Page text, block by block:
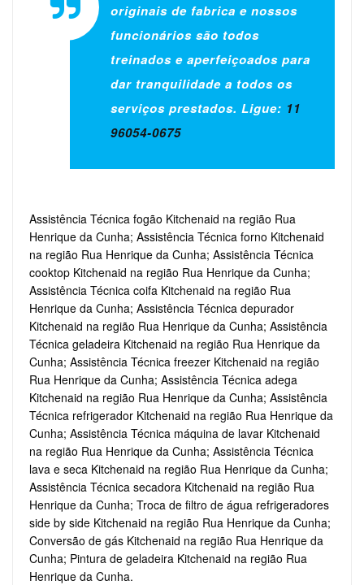
originais de fabrica e nossos
funcionários são todos
treinados e aperfeiçoados para
dar tranquilidade a todos os
serviços prestados. Ligue: 11
96054-0675
Assistência Técnica fogão Kitchenaid na região Rua
Henrique da Cunha; Assistência Técnica forno Kitchenaid
na região Rua Henrique da Cunha; Assistência Técnica
cooktop Kitchenaid na região Rua Henrique da Cunha;
Assistência Técnica coifa Kitchenaid na região Rua
Henrique da Cunha; Assistência Técnica depurador
Kitchenaid na região Rua Henrique da Cunha; Assistência
Técnica geladeira Kitchenaid na região Rua Henrique da
Cunha; Assistência Técnica freezer Kitchenaid na região
Rua Henrique da Cunha; Assistência Técnica adega
Kitchenaid na região Rua Henrique da Cunha; Assistência
Técnica refrigerador Kitchenaid na região Rua Henrique da
Cunha; Assistência Técnica máquina de lavar Kitchenaid
na região Rua Henrique da Cunha; Assistência Técnica
lava e seca Kitchenaid na região Rua Henrique da Cunha;
Assistência Técnica secadora Kitchenaid na região Rua
Henrique da Cunha; Troca de filtro de água refrigeradores
side by side Kitchenaid na região Rua Henrique da Cunha;
Conversão de gás Kitchenaid na região Rua Henrique da
Cunha; Pintura de geladeira Kitchenaid na região Rua
Henrique da Cunha.